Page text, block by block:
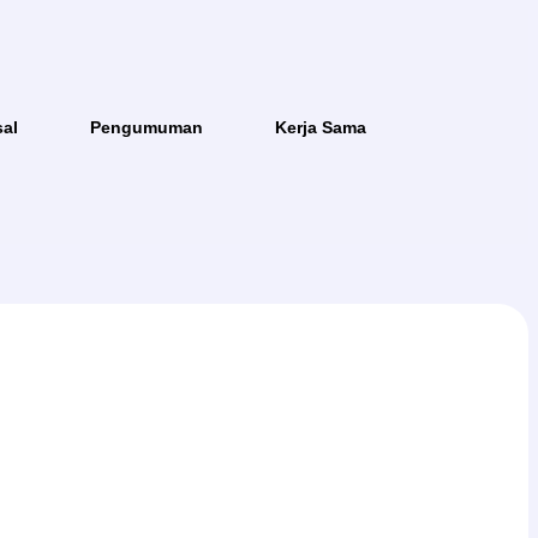
Pengumuman Kerja Sama